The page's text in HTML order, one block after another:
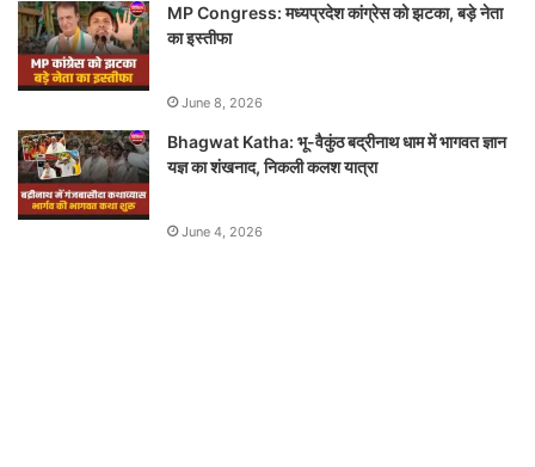
MP Congress: मध्यप्रदेश कांग्रेस को झटका, बड़े नेता
का इस्तीफा
June 8, 2026
Bhagwat Katha: भू-वैकुंठ बद्रीनाथ धाम में भागवत ज्ञान
यज्ञ का शंखनाद, निकली कलश यात्रा
June 4, 2026